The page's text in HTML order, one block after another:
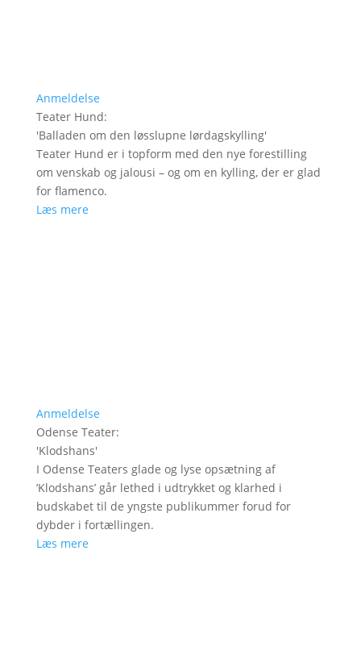
Anmeldelse
Teater Hund:
'Balladen om den løsslupne lørdagskylling'
Teater Hund er i topform med den nye forestilling
om venskab og jalousi – og om en kylling, der er glad
for flamenco.
Læs mere
Anmeldelse
Odense Teater:
'Klodshans'
I Odense Teaters glade og lyse opsætning af
’Klodshans’ går lethed i udtrykket og klarhed i
budskabet til de yngste publikummer forud for
dybder i fortællingen.
Læs mere